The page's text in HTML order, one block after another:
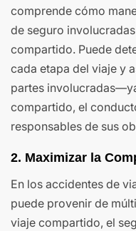
comprende cómo
de seguro
compartido. Puede
cada etapa del viaje y
partes
compartido, el
responsables de sus
2. Maximizar la
En los accidentes de
puede provenir de
viaje compartido, el